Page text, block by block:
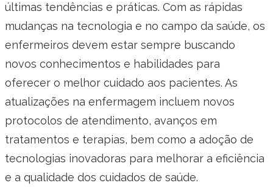
últimas tendências e práticas. Com as rápidas
mudanças na tecnologia e no campo da saúde, os
enfermeiros devem estar sempre buscando
novos conhecimentos e habilidades para
oferecer o melhor cuidado aos pacientes. As
atualizações na enfermagem incluem novos
protocolos de atendimento, avanços em
tratamentos e terapias, bem como a adoção de
tecnologias inovadoras para melhorar a eficiência
e a qualidade dos cuidados de saúde.